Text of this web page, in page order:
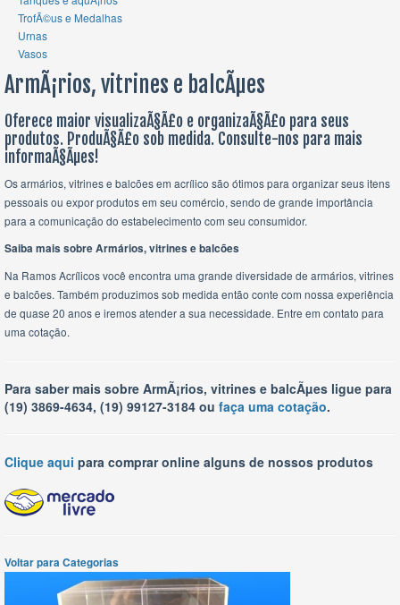
TrofÃ©us e Medalhas
Urnas
Vasos
ArmÃ¡rios, vitrines e balcÃµes
Oferece maior visualizaÃ§Ã£o e organizaÃ§Ã£o para seus
produtos. ProduÃ§Ã£o sob medida. Consulte-nos para mais
informaÃ§Ãµes!
Os armários, vitrines e balcões em acrílico são ótimos para organizar seus itens
pessoais ou expor produtos em seu comércio, sendo de grande importância
para a comunicação do estabelecimento com seu consumidor.
Saiba mais sobre Armários, vitrines e balcões
Na Ramos Acrílicos você encontra uma grande diversidade de armários, vitrines
e balcões. Também produzimos sob medida então conte com nossa experiência
de quase 20 anos e iremos atender a sua necessidade. Entre em contato para
uma cotação.
Para saber mais sobre ArmÃ¡rios, vitrines e balcÃµes ligue para
(19) 3869-4634, (19) 99127-3184 ou faça uma cotação.
Clique aqui para comprar online alguns de nossos produtos
Voltar para Categorias